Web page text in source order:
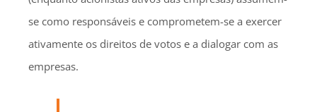
se como responsáveis e comprometem-se a exercer
ativamente os direitos de votos e a dialogar com as
empresas.